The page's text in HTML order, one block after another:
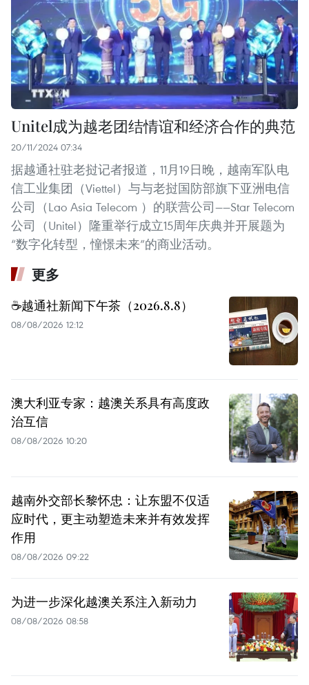
Unitel成为越老团结情谊和经济合作的典范
20/11/2024 07:34
据越通社驻老挝记者报道，11月19日晚，越南军队电
信工业集团（Viettel）与与老挝国防部旗下亚洲电信
公司（Lao Asia Telecom ）的联营公司——Star Telecom
公司（Unitel）隆重举行成立15周年庆典并开展题为
“数字化转型，憧憬未来”的商业活动。
更多
☕️越通社新闻下午茶（2026.8.8）
08/08/2026 12:12
澳大利亚专家：越澳关系具有高度政
治互信
08/08/2026 10:20
越南外交部长黎怀忠：让东盟不仅适
应时代，更主动塑造未来并有效发挥
作用
08/08/2026 09:22
为进一步深化越澳关系注入新动力
08/08/2026 08:58